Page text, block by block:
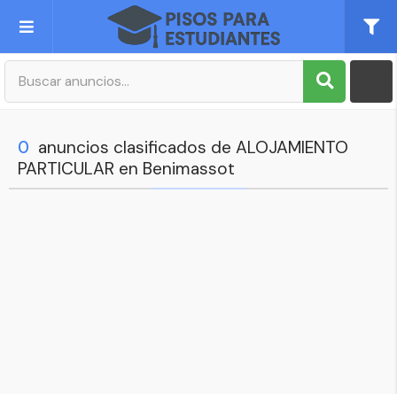
Publica tu Anuncio
Mi cuenta
0 anuncios clasificados de ALOJAMIENTO
PARTICULAR en Benimassot